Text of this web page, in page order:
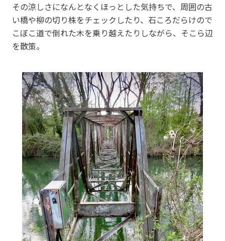
その涼しさになんとなくほっとした気持ちで、周囲の古
い橋や柳の切り株をチェックしたり、石ころだらけので
こぼこ道で倒れた木を乗り越えたりしながら、そこら辺
を散策。